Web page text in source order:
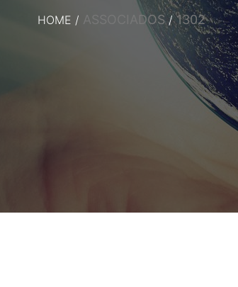
HOME / ASSOCIADOS / 1302